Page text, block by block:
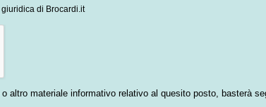
di Brocardi.it
o altro materiale informativo relativo al quesito posto, basterà